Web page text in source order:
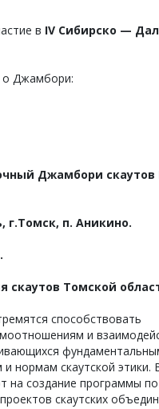
в IV Сибирско —
о Джамбори:
Джамбори скаутов
г.Томск, п. Аникино.
скаутов Томской
способствовать
и
и нормам скаутской этики.
на создание программы
скаутских